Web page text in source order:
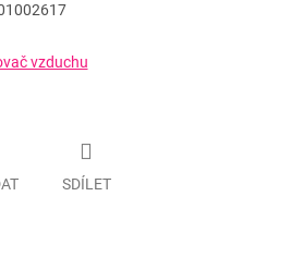
vzduchu
SDÍLET